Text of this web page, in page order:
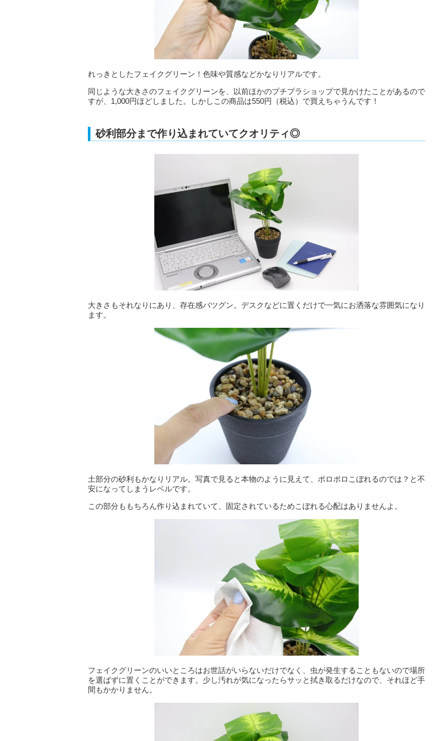
れっきとしたフェイクグリーン！色味や質感などかなりリアルです。
同じような大きさのフェイクグリーンを、以前ほかのプチプラショップで見かけたことがあるので
すが、1,000円ほどしました。しかしこの商品は550円（税込）で買えちゃうんです！
砂利部分まで作り込まれていてクオリティ◎
大きさもそれなりにあり、存在感バツグン。デスクなどに置くだけで一気にお洒落な雰囲気になり
ます。
土部分の砂利もかなりリアル。写真で見ると本物のように見えて、ポロポロこぼれるのでは？と不
安になってしまうレベルです。
この部分ももちろん作り込まれていて、固定されているためこぼれる心配はありませんよ。
フェイクグリーンのいいところはお世話がいらないだけでなく、虫が発生することもないので場所
を選ばずに置くことができます。少し汚れが気になったらサッと拭き取るだけなので、それほど手
間もかかりません。